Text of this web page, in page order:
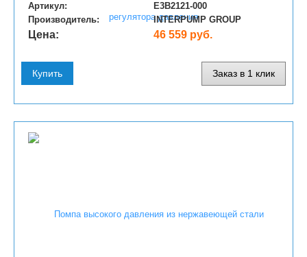
Артикул:
E3B2121-000
Производитель:
INTERPUMP GROUP
Цена: 46 559 руб.
Купить Заказ в 1 клик